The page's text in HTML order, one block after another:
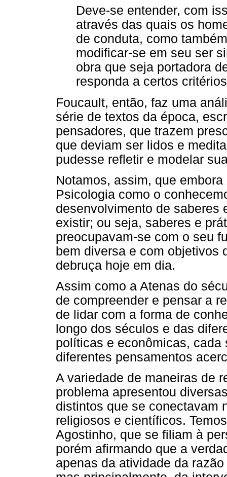
Deve-se entender, com
através das quais os
de conduta, como
modificar-se em seu ser
obra que seja portadora
responda a certos
Foucault, então, faz uma
série de textos da época,
pensadores, que trazem
que deviam ser lidos e
pudesse refletir e modelar
Notamos, assim, que
Psicologia como o
desenvolvimento de saberes
existir; ou seja, saberes e
preocupavam-se com o seu
bem diversa e com objetivos
debruça hoje em dia.
Assim como a Atenas do
de compreender e pensar a
de lidar com a forma de
longo dos séculos e das
políticas e econômicas,
diferentes pensamentos
A variedade de maneiras de
problema apresentou
distintos que se conectavam
religiosos e científicos.
Agostinho, que se filiam à
porém afirmando que a
apenas da atividade da